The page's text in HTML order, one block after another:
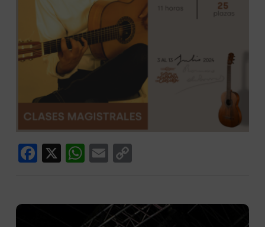
Facebook
X WhatsApp
Email